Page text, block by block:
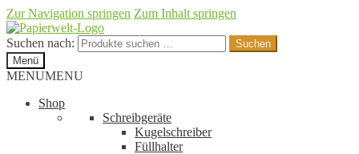
Zur Navigation springen Zum Inhalt springen
Suchen nach:
Suchen
Menü
MENUMENU
Shop
Schreibgeräte
Kugelschreiber
Füllhalter